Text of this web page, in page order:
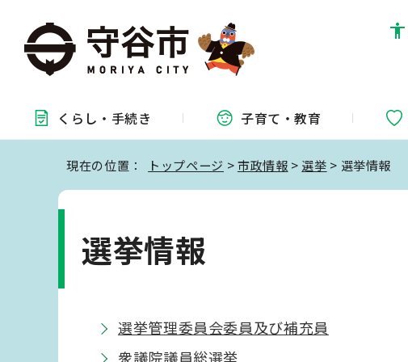
くらし・ 手続き 子育て・教育
現在の位置： トップページ >市政情報 > 選挙 > 選挙情報
選挙情報
選挙管理委員会委員及び補充員
衆議院議員総選挙